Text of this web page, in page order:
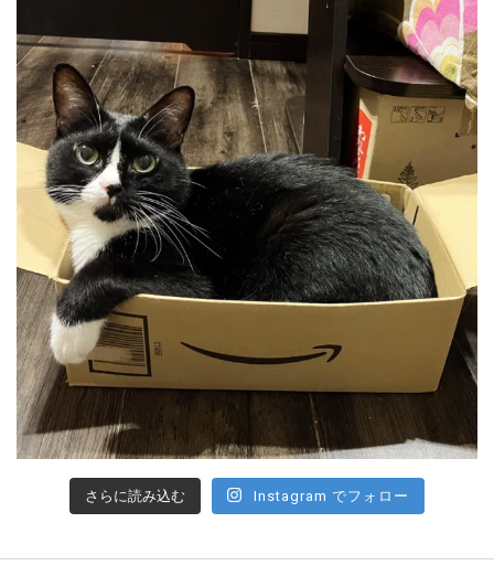
さらに読み込む Instagram でフォロー